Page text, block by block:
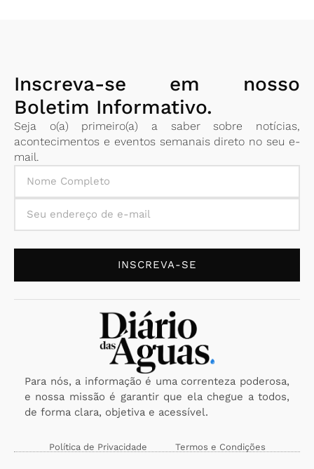
Inscreva-se em nosso
Boletim Informativo.
Seja o(a) primeiro(a) a saber sobre notícias,
acontecimentos e eventos semanais direto no seu e-
mail.
INSCREVA-SE
Para nós, a informação é uma correnteza poderosa,
e nossa missão é garantir que ela chegue a todos,
de forma clara, objetiva e acessível.
Política de Privacidade Termos e Condições